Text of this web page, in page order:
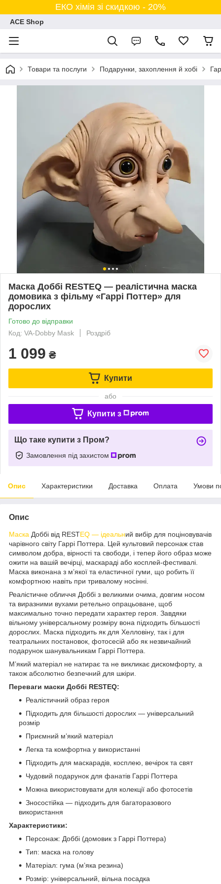
ЕКО хімія зі скидкою - 20%
ACE Shop
Товари та послуги Подарунки, захоплення й хобі
Маска Доббі RESTEQ — реалістична маска
домовика з фільму «Гаррі Поттер» для
дорослих
Готово до відправки
Код: VA-Dobby Mask
Роздріб
1 099 ₴
Купити
або
Купити з
Що таке купити з Пром?
Замовлення під захистом
Опис Характеристики Доставка Оплата Умови
Опис
Маска Доббі від RESTEQ — ідеальний вибір для поціновувачів
чарівного світу Гаррі Поттера. Цей культовий персонаж став
символом добра, вірності та свободи, і тепер його образ може
ожити на вашій вечірці, маскараді або косплей-фестивалі.
Маска виконана з м’якої та еластичної гуми, що робить її
комфортною навіть при тривалому носінні.
Реалістичне обличчя Доббі з великими очима, довгим носом
та виразними вухами ретельно опрацьоване, щоб
максимально точно передати характер героя. Завдяки
вільному універсальному розміру вона підходить більшості
дорослих. Маска підходить як для Хелловіну, так і для
театральних постановок, фотосесій або як незвичайний
подарунок шанувальникам Гаррі Поттера.
М’який матеріал не натирає та не викликає дискомфорту, а
також абсолютно безпечний для шкіри.
Переваги маски Доббі RESTEQ:
Реалістичний образ героя
Підходить для більшості дорослих — універсальний
розмір
Приємний м’який матеріал
Легка та комфортна у використанні
Підходить для маскарадів, косплею, вечірок та свят
Чудовий подарунок для фанатів Гаррі Поттера
Можна використовувати для колекції або фотосетів
Зносостійка — підходить для багаторазового
використання
Характеристики:
Персонаж: Доббі (домовик з Гаррі Поттера)
Тип: маска на голову
Матеріал: гума (м’яка резина)
Розмір: універсальний, вільна посадка